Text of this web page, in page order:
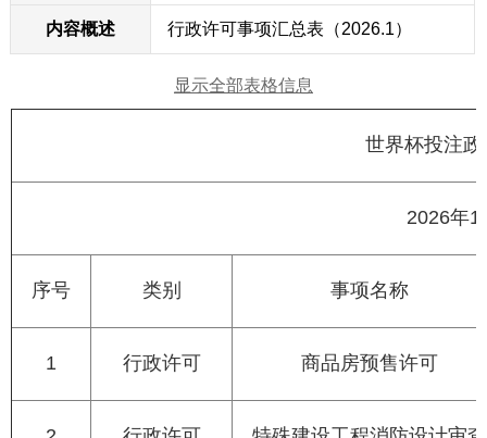
内容概述 行政许可事项汇总表（2026.1）
显示全部表格信息
世界杯投注
2026年1
序号 类别 事项名称
1 行政许可 商品房预售许可